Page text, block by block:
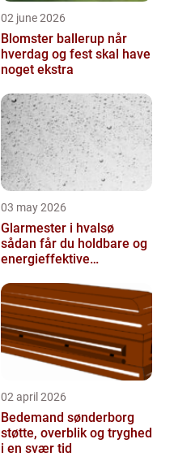
02 june 2026
Blomster ballerup når
hverdag og fest skal have
noget ekstra
03 may 2026
Glarmester i hvalsø
sådan får du holdbare og
energieffektive
02 april 2026
Bedemand sønderborg
støtte, overblik og tryghed
i en svær tid